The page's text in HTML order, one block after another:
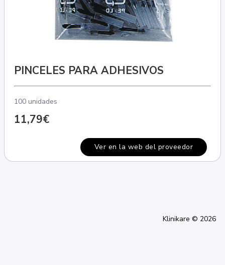
PINCELES PARA ADHESIVOS
100 unidades
11,79€
Ver en la web del proveedor
Klinikare © 2026